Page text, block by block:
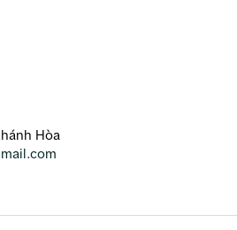
Hòa